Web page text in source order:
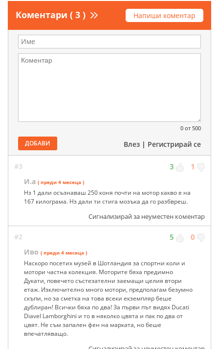
Коментари ( 3 ) Напиши коментар
0 от 500
ДОБАВИ Влез | Регистрирай се
#3 3 1
И.а ( преди 4 месеца )
Нз 1 дали осъзнаваш 250 коня почти на мотор какво е на
167 килограма. Нз дали ти стига мозъка да го разбвреш.
Сигнализирай за неуместен коментар
#2 5 0
Иво ( преди 4 месеца )
Наскоро посетих музей в Шотландия за спортни коли и
мотори частна колекция. Моторите бяха предимно
Дукати, повечето състезателни заемащи целия втори
етаж. Изключително много мотори, предполагам безумно
скъпи, но за сметка на това всеки екземпляр беше
дублиран! Всички бяха по два! За първи път видях Ducati
Diavel Lamborghini и то в няколко цвята и пак по два от
цвят. Не съм запален фен на марката, но беше
впечатляващо.